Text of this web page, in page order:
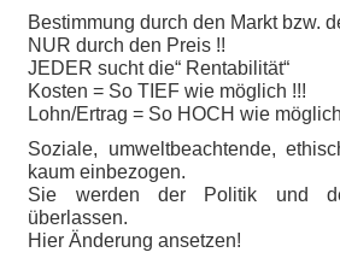
Bestimmung durch den Markt bzw.
NUR durch den Preis !!
JEDER sucht die“ Rentabilität“
Kosten = So TIEF wie möglich !!!
Lohn/Ertrag = So HOCH wie
Soziale, umweltbeachtende,
kaum einbezogen.
Sie werden der Politik und
überlassen.
Hier Änderung ansetzen!